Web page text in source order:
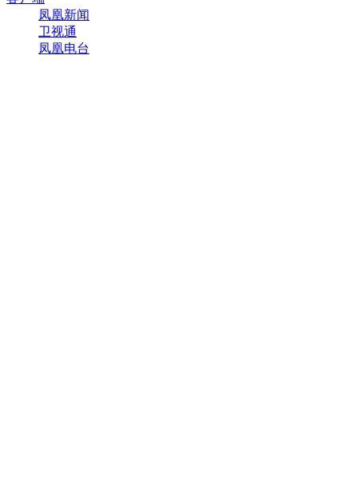
凤凰新闻
卫视通
凤凰电台